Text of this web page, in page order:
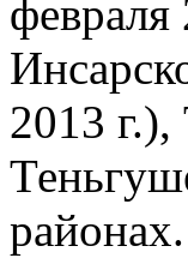
февраля
2013 г.),
районах.